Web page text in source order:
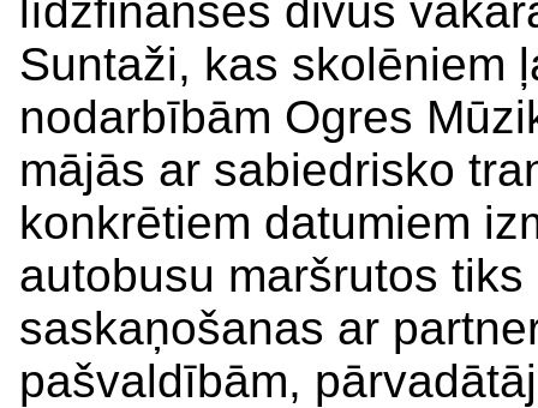
līdzfinansēs divus
Suntaži, kas skolēniem
nodarbībām Ogres
mājās ar sabiedrisko
konkrētiem datumiem
autobusu maršrutos
saskaņošanas ar
pašvaldībām,